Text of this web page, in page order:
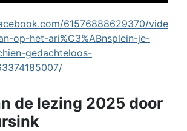
61576888629370/videos/
op-het-ari%C3%ABnsplein-je-
gedachteloos-
de lezing 2025 door